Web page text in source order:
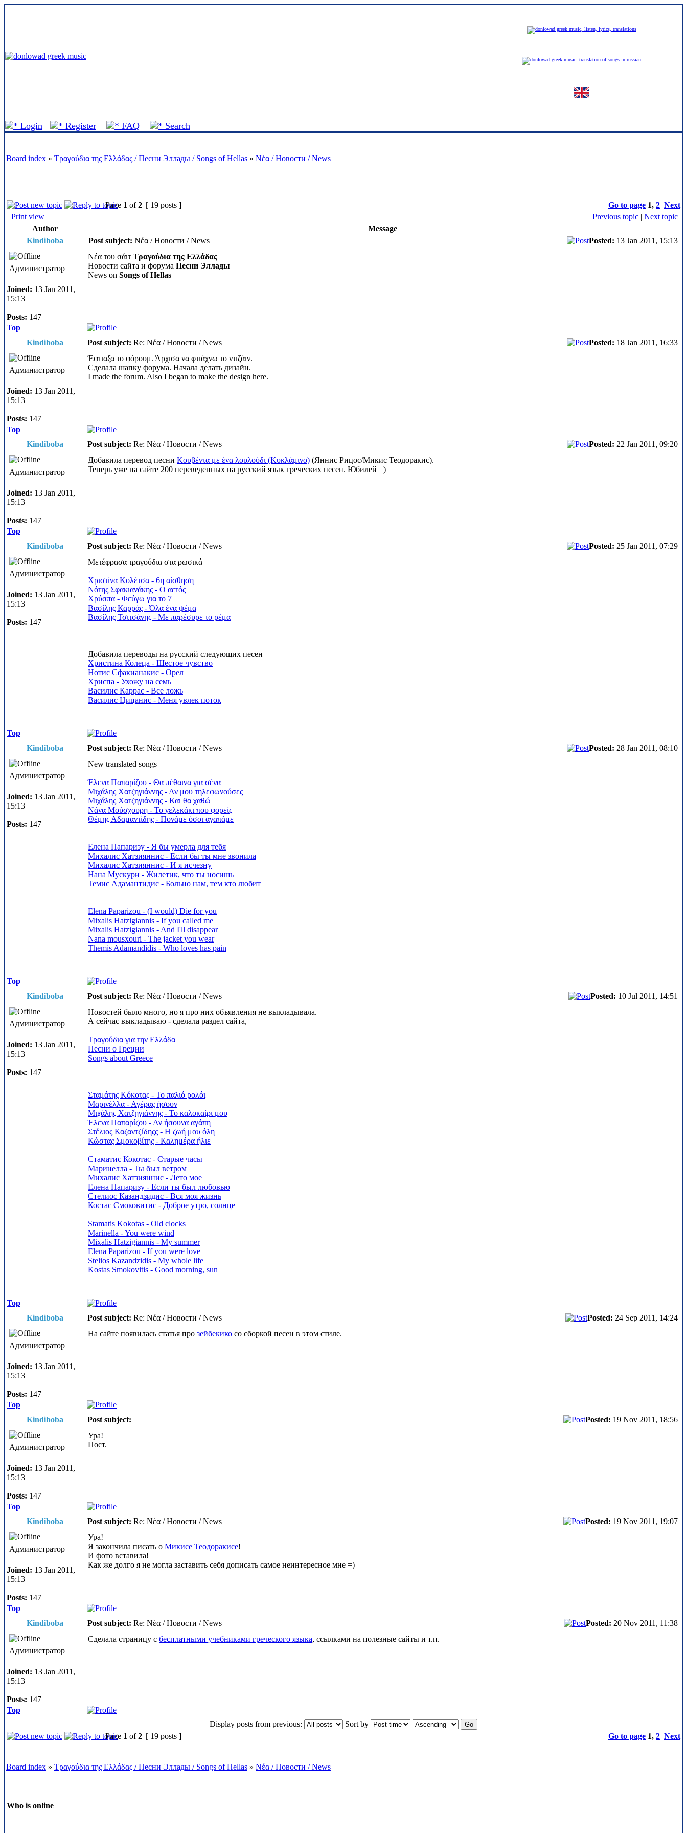
Login Register FAQ Search
Board index » Τραγούδια της Ελλάδας / Песни Эллады / Songs of Hellas » Νέα / Новости / News
Page 1 of2 [ 19 posts ] Go to page 1, 2 Next
Print view
Previous topic | Next topic
Author
Message
Kindiboba
Post subject: Νέα / Новости / News Posted: 13 Jan 2011, 15:13
Администратор
Joined: 13 Jan 2011,
15:13
Posts: 147
Νέα του σάιτ Τραγούδια της Ελλάδας
Новости сайта и форума Песни Эллады
News on Songs of Hellas
Top
Kindiboba
Post subject: Re: Νέα / Новости / News Posted: 18 Jan 2011, 16:33
Администратор
Joined: 13 Jan 2011,
15:13
Posts: 147
Έφτιαξα το φόρουμ. Άρχισα να φτιάχνω το ντιζάιν.
Сделала шапку форума. Начала делать дизайн.
I made the forum. Also I began to make the design here.
Top
Kindiboba
Post subject: Re: Νέα / Новости / News Posted: 22 Jan 2011, 09:20
Администратор
Joined: 13 Jan 2011,
15:13
Posts: 147
Добавила перевод песни Κουβέντα με ένα λουλούδι (Κυκλάμινο) (Яннис Рицос/Микис Теодоракис).
Теперь уже на сайте 200 переведенных на русский язык греческих песен. Юбилей =)
Top
Kindiboba
Post subject: Re: Νέα / Новости / News Posted: 25 Jan 2011, 07:29
Администратор
Joined: 13 Jan 2011,
15:13
Posts: 147
Μετέφρασα τραγούδια στα ρωσικά
Χριστίνα Κολέτσα - 6η αίσθηση
Νότης Σφακιανάκης - Ο αετός
Χρύσπα - Φεύγω για το 7
Βασίλης Καρράς - Όλα ένα ψέμα
Βασίλης Τσιτσάνης - Με παρέσυρε το ρέμα
Добавила переводы на русский следующих песен
Христина Колеца - Шестое чувство
Нотис Сфакианакис - Орел
Хриспа - Ухожу на семь
Василис Каррас - Все ложь
Василис Цицанис - Меня увлек поток
Top
Kindiboba
Post subject: Re: Νέα / Новости / News Posted: 28 Jan 2011, 08:10
Администратор
Joined: 13 Jan 2011,
15:13
Posts: 147
New translated songs
Έλενα Παπαρίζου - Θα πέθαινα για σένα
Μιχάλης Χατζηγιάννης - Αν μου τηλεφωνούσες
Μιχάλης Χατζηγιάννης - Και θα χαθώ
Νάνα Μούσχουρη - Το γελεκάκι που φορείς
Θέμης Αδαμαντίδης - Πονάμε όσοι αγαπάμε
Елена Папаризу - Я бы умерла для тебя
Михалис Хатзияннис - Если бы ты мне звонила
Михалис Хатзияннис - И я исчезну
Нана Мускури - Жилетик, что ты носишь
Темис Адамантидис - Больно нам, тем кто любит
Elena Paparizou - (I would) Die for you
Mixalis Hatzigiannis - If you called me
Mixalis Hatzigiannis - And I'll disappear
Nana mousxouri - The jacket you wear
Themis Adamandidis - Who loves has pain
Top
Kindiboba
Post subject: Re: Νέα / Новости / News Posted: 10 Jul 2011, 14:51
Администратор
Joined: 13 Jan 2011,
15:13
Posts: 147
Новостей было много, но я про них объявления не выкладывала.
А сейчас выкладываю - сделала раздел сайта,
Τραγούδια για την Ελλάδα
Песни о Греции
Songs about Greece
Σταμάτης Κόκοτας - Το παλιό ρολόι
Μαρινέλλα - Αγέρας ήσουν
Μιχάλης Χατζηγιάννης - Το καλοκαίρι μου
Έλενα Παπαρίζου - Αν ήσουνα αγάπη
Στέλιος Καζαντζίδηςς - Η ζωή μου όλη
Κώστας Σμοκοβίτης - Καλημέρα ήλιε
Стаматис Кокотас - Старые часы
Маринелла - Ты был ветром
Михалис Хатзияннис - Лето мое
Елена Папаризу - Если ты был любовью
Стелиос Казандзидис - Вся моя жизнь
Костас Смоковитис - Доброе утро, солнце
Stamatis Kokotas - Old clocks
Marinella - You were wind
Mixalis Hatzigiannis - My summer
Elena Paparizou - If you were love
Stelios Kazandzidis - My whole life
Kostas Smokovitis - Good morning, sun
Top
Kindiboba
Post subject: Re: Νέα / Новости / News Posted: 24 Sep 2011, 14:24
Администратор
Joined: 13 Jan 2011,
15:13
Posts: 147
На сайте появилась статья про зейбекико со сборкой песен в этом стиле.
Top
Kindiboba
Post subject: Posted: 19 Nov 2011, 18:56
Администратор
Joined: 13 Jan 2011,
15:13
Posts: 147
Ура!
Пост.
Top
Kindiboba
Post subject: Re: Νέα / Новости / News Posted: 19 Nov 2011, 19:07
Администратор
Joined: 13 Jan 2011,
15:13
Posts: 147
Ура!
Я закончила писать о Микисе Теодоракисе!
И фото вставила!
Как же долго я не могла заставить себя дописать самое неинтересное мне =)
Top
Kindiboba
Post subject: Re: Νέα / Новости / News Posted: 20 Nov 2011, 11:38
Администратор
Joined: 13 Jan 2011,
15:13
Posts: 147
Сделала страницу с бесплатными учебниками греческого языка, ссылками на полезные сайты и т.п.
Top
Display posts from previous:
Sort by
Page 1 of2 [ 19 posts ] Go to page 1, 2 Next
Board index » Τραγούδια της Ελλάδας / Песни Эллады / Songs of Hellas » Νέα / Новости / News
Who is online